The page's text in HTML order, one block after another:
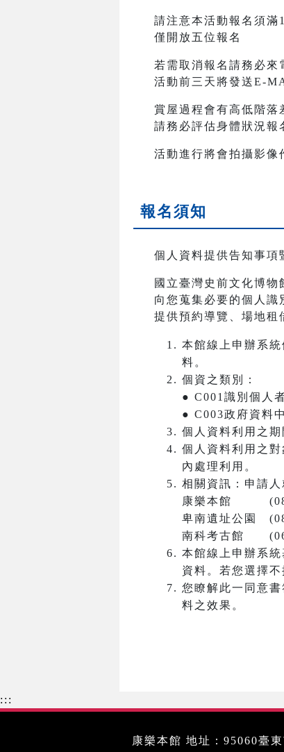
請注意本活動報名須滿
僅開放五位報名
若需取消報名請務必來
活動前三天將發送E-
賞屋過程會有高低階落
請務必評估身體狀況報
活動進行將會拍攝影像
報名須知
個人資料提供告知事項
國立臺灣史前文化博
向您蒐集必要的個人
提供預約導覽、場地租
本館線上申辦系
料。
個資之類別：
● C001識別個人
● C003政府資料
個人資料利用之期
個人資料利用之
內處理利用。
相關資訊：申請
康樂本館
卑南遺址公園
南科考古館
本館線上申辦系
資料。若您選擇
您瞭解此一同意
料之效果。
:::
康樂本館 地址：95060臺